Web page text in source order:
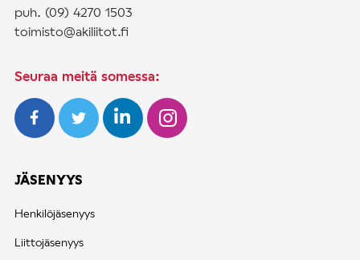
puh. (09) 4270 1503
toimisto@akiliitot.fi
Seuraa meitä somessa:
JÄSENYYS
Henkilöjäsenyys
Liittojäsenyys